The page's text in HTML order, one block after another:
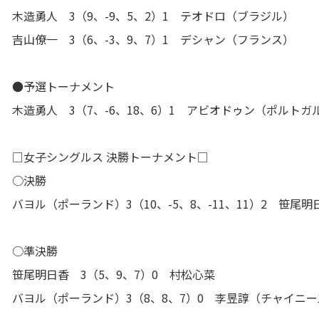
木造勇人 3（9、-9、5、2）1 テオドロ（ブラジル）
吉山僚一 3（6、-3、9、7）1 デシャン（フランス）
●予選トーナメント
木造勇人 3（7、-6、18、6）1 アビオドゥン（ポルトガル
□女子シングルス 決勝トーナメント□
○決勝
バヨル（ポーランド）3（10、-5、8、-11、11）2 笹尾明
○準決勝
笹尾明日香 3（5、9、7）0 村松心菜
バヨル（ポーランド）3（8、8、7）0 李昱諄（チャイニー